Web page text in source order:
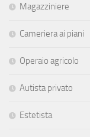
Magazziniere
Cameriera ai piani
Operaio agricolo
Autista privato
Estetista